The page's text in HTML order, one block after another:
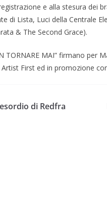
e alla stesura dei
di Lista, Luci della Centrale
& The Second Grace).
TORNARE MAI” firmano per
First ed in promozione
di Redfra